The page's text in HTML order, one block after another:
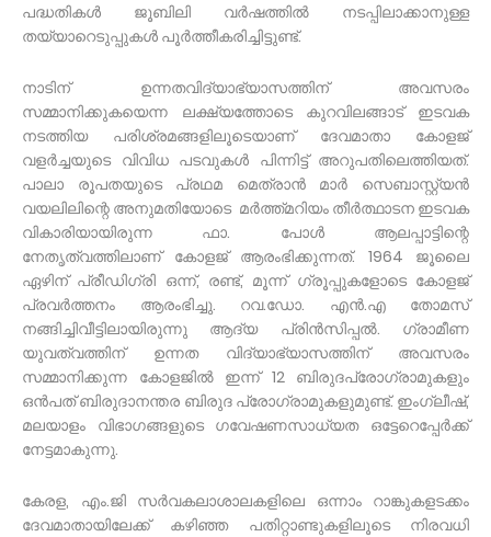
പദ്ധതികൾ ജൂബിലി വർഷത്തിൽ നടപ്പിലാക്കാനുള്ള
തയ്യാറെടുപ്പുകൾ പൂർത്തീകരിച്ചിട്ടുണ്ട്.
നാടിന് ഉന്നതവിദ്യാഭ്യാസത്തിന് അവസരം
സമ്മാനിക്കുകയെന്ന ലക്ഷ്യത്തോടെ കുറവിലങ്ങാട് ഇടവക
നടത്തിയ പരിശ്രമങ്ങളിലൂടെയാണ് ദേവമാതാ കോളജ്
വളർച്ചയുടെ വിവിധ പടവുകൾ പിന്നിട്ട് അറുപതിലെത്തിയത്.
പാലാ രൂപതയുടെ പ്രഥമ മെത്രാൻ മാർ സെബാസ്റ്റ്യൻ
വയലിലിന്റെ അനുമതിയോടെ മർത്ത്മറിയം തീർത്ഥാടന ഇടവക
വികാരിയായിരുന്ന ഫാ. പോൾ ആലപ്പാട്ടിന്റെ
നേതൃത്വത്തിലാണ് കോളജ് ആരംഭിക്കുന്നത്. 1964 ജൂലൈ
ഏഴിന് പ്രീഡിഗ്രി ഒന്ന്, രണ്ട്, മൂന്ന് ഗ്രൂപ്പുകളോടെ കോളജ്
പ്രവർത്തനം ആരംഭിച്ചു. റവ.ഡോ. എൻ.എ തോമസ്
നങ്ങിച്ചിവീട്ടിലായിരുന്നു ആദ്യ പ്രിൻസിപ്പൽ. ഗ്രാമീണ
യുവത്വത്തിന് ഉന്നത വിദ്യാഭ്യാസത്തിന് അവസരം
സമ്മാനിക്കുന്ന കോളജിൽ ഇന്ന് 12 ബിരുദപ്രോഗ്രാമുകളും
ഒൻപത് ബിരുദാനന്തര ബിരുദ പ്രോഗ്രാമുകളുമുണ്ട്. ഇംഗ്ലീഷ്,
മലയാളം വിഭാഗങ്ങളുടെ ഗവേഷണസാധ്യത ഒട്ടേറെപ്പേർക്ക്
നേട്ടമാകുന്നു.
കേരള, എം.ജി സർവകലാശാലകളിലെ ഒന്നാം റാങ്കുകളടക്കം
ദേവമാതായിലേക്ക് കഴിഞ്ഞ പതിറ്റാണ്ടുകളിലൂടെ നിരവധി